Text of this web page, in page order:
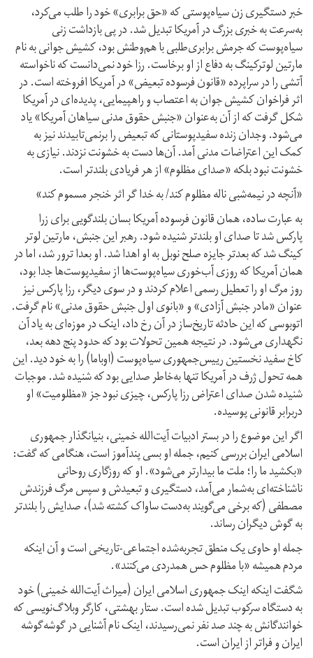
خبر دستگیری زن سیاه‌پوستی که «حق برابری» خود را طلب می‌کرد،
به‌سرعت به خبری بزرگ در آمریکا تبدیل شد. در پی بازداشت زنی
سیاه‌پوست که جرمش برابری‌طلبی با هم‌وطنش بود، کشیش جوانی به نام
مارتین لوترکینگ به دفاع از او برخاست. رزا خود نمی‌دانست که ناخواسته
آتشی را در سراپرده «قانون فرسوده تبعیض» در آمریکا افروخته است. در
اثر فراخوان کشیش جوان به اعتصاب و راهپیمایی، پدیده‌ای در آمریکا
شکل گرفت که از آن به‌عنوان «جنبش حقوق مدنی سیاهان آمریکا» یاد
می‌شود. وجدان زنده سفید‌پوستانی که تبعیض را برنمی‌تابیدند نیز به
کمک این اعتراضات مدنی آمد. آن‌ها دست به خشونت نزدند. نیازی به
خشونت نبود بلکه «صدای مظلوم» از هر فریادی بلندتر است.
«آنچه در نیمه‌شبی ناله مظلوم کند/ به خدا گر اثر خنجر مسموم کند»
به عبارت ساده، همان قانون فرسوده آمریکا بسان بلندگویی برای زرا
پارکس شد تا صدای او بلندتر شنیده شود. رهبر این جنبش، مارتین لوتر
کینگ شد که بعدتر جایزه صلح نوبل به او اهدا شد. او بعدا ترور شد، اما در
همان آمریکا که روزی آب‌خوری سیاه‌پوست‌ها از سفیدپوست‌ها جدا بود،
روز مرگ او را تعطیل رسمی اعلام کردند و در سوی دیگر، رزا پارکس نیز
عنوان «مادر جنبش آزادی» و «بانوی اول جنبش حقوق مدنی» نام گرفت.
اتوبوسی که این حادثه تاریخ‌ساز در آن رخ داد، اینک در موزه‌ای به یاد آن
نگهداری می‌شود. در نتیجه همین تحولات بود که حدود پنج دهه بعد،
کاخ سفید نخستین رییس‌جمهوری سیاه‌پوست (اوباما) را به خود دید. این
همه تحول ژرف در آمریکا تنها به‌خاطر صدایی بود که شنیده شد. موجبات
شنیده شدن صدای اعتراض رزا پارکس، چیزی نبود جز «مظلومیت» او
دربرابر قانونی پوسیده.
اگر این موضوع را در بستر ادبیات آیت‌الله خمینی، بنیانگذار جمهوری
اسلامی ایران بررسی کنیم، جمله او بسی پندآموز است، هنگامی که گفت:
«بکشید ما را؛ ملت ما بیدارتر می‌شود». او که روزگاری روحانی
ناشناخته‌ای به‌شمار می‌آمد، دستگیری و تبعیدش و سپس مرگ فرزندش
مصطفی (که برخی می‌گویند به‌دست ساواک کشته شد)، صدایش را بلندتر
به گوش دیگران رساند.
جمله او حاوی یک منطق تجربه‌شده اجتماعی-تاریخی است و آن اینکه
مردم همیشه «با مظلوم حس همدردی می‌کنند».
شگفت اینکه اینک جمهوری اسلامی ایران (میراث آیت‌الله خمینی) خود
به دستگاه سرکوب تبدیل شده است. ستار بهشتی، کارگر وبلاگ‌نویسی که
خوانندگانش به چند صد نفر نمی‌رسیدند، اینک نام آشنایی در گوشه‌گوشه
ایران و فراتر از ایران است.